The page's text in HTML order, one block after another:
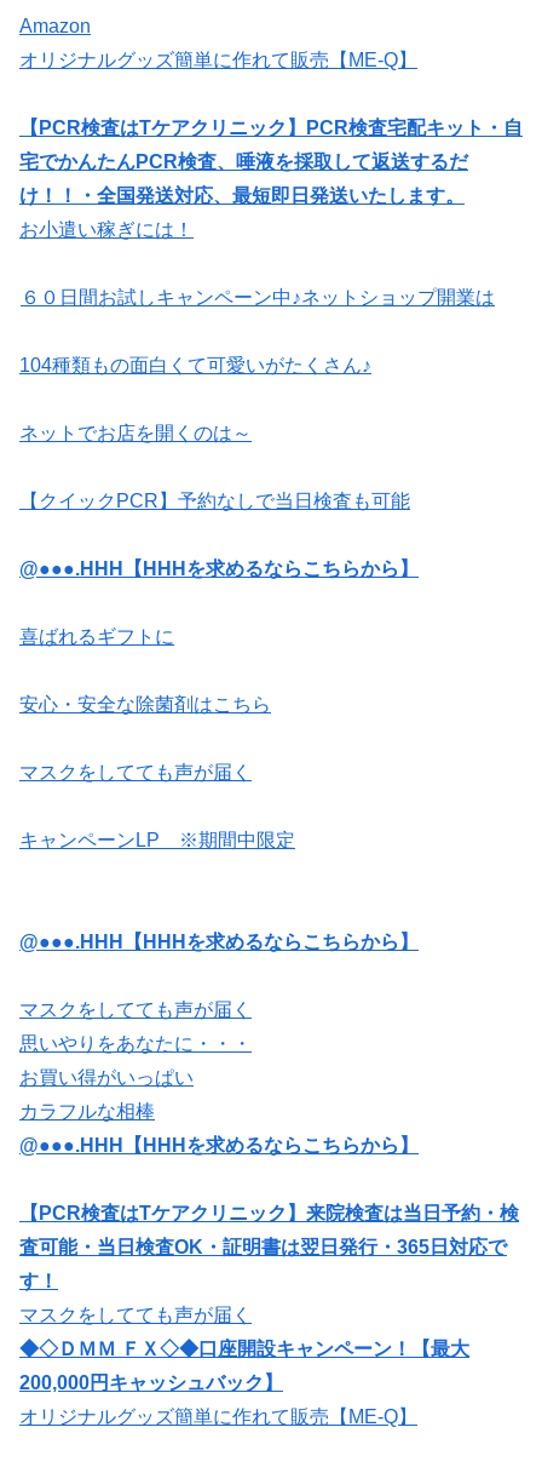
Amazon
オリジナルグッズ簡単に作れて販売【ME-Q】
【PCR検査はTケアクリニック】PCR検査宅配キット・自
宅でかんたんPCR検査、唾液を採取して返送するだ
け！！・全国発送対応、最短即日発送いたします。
お小遣い稼ぎには！
６０日間お試しキャンペーン中♪ネットショップ開業は
104種類もの面白くて可愛いがたくさん♪
ネットでお店を開くのは～
【クイックPCR】予約なしで当日検査も可能
@●●●.HHH【HHHを求めるならこちらから】
喜ばれるギフトに
安心・安全な除菌剤はこちら
マスクをしてても声が届く
キャンペーンLP ※期間中限定
@●●●.HHH【HHHを求めるならこちらから】
マスクをしてても声が届く
思いやりをあなたに・・・
お買い得がいっぱい
カラフルな相棒
@●●●.HHH【HHHを求めるならこちらから】
【PCR検査はTケアクリニック】来院検査は当日予約・検
査可能・当日検査OK・証明書は翌日発行・365日対応で
す！
マスクをしてても声が届く
◆◇ＤＭＭ ＦＸ◇◆口座開設キャンペーン！【最大
200,000円キャッシュバック】
オリジナルグッズ簡単に作れて販売【ME-Q】